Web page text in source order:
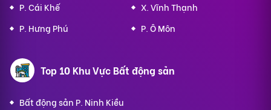
P. Cái Khế
X. Vĩnh Thạnh
P. Hưng Phú
P. Ô Môn
Top 10 Khu Vực Bất động sản
Bất động sản P. Ninh Kiều